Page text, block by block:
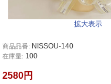
拡大表示
商品品番: NISSOU-140
在庫量: 100
2580円